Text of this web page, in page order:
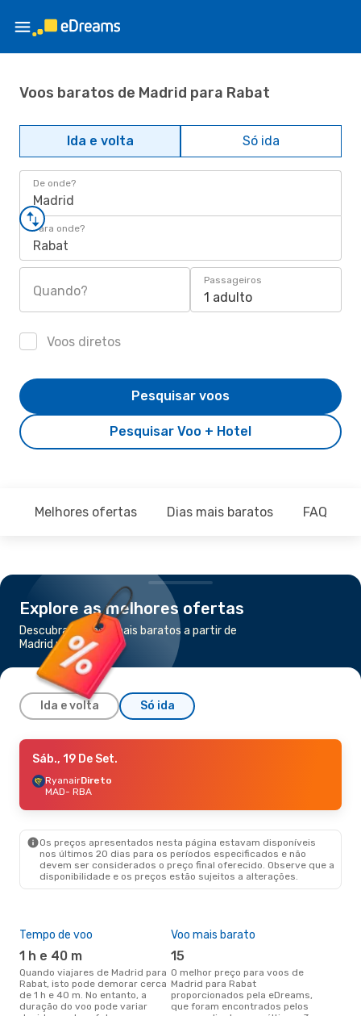
Voos baratos de Madrid para Rabat
Ida e volta Só ida
De onde?
Madrid
Para onde?
Rabat
Quando?
Passageiros
1 adulto
Voos diretos
Pesquisar Voo + Hotel
Pesquisar voos
Melhores ofertas Dias mais baratos FAQ
Explore as melhores ofertas
Descubra os voos mais baratos a partir de
Madrid para Rabat
Ida e volta Só ida
Sex., 25 De Set.
RyanairDireto
MAD- RBA
RBA- MAD
Sáb., 29 De Ago.- Sáb., 5 De Set.
RyanairDireto
MAD
Ryanair
Direto
MAD- RBA
RyanairDireto
RBA- MAD
Sáb., 19 De Set.
RyanairDireto
MAD- RBA
Os preços apresentados nesta página estavam disponíveis
nos últimos 20 dias para os períodos especificados e não
devem ser considerados o preço final oferecido. Observe que a
disponibilidade e os preços estão sujeitos a alterações.
Tempo de voo
1 h e 40 m
Quando viajares de Madrid para
Rabat, isto pode demorar cerca
de 1 h e 40 m. No entanto, a
duração do voo pode variar
Voo mais barato
15
O melhor preço para voos de
Madrid para Rabat
proporcionados pela eDreams,
que foram encontrados pelos